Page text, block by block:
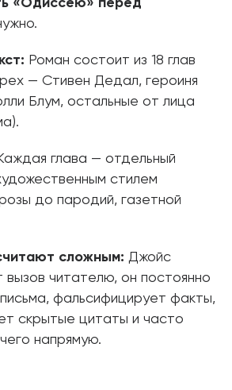
«Одиссею» перед
Роман состоит из 18 глав
— Стивен Дедал, героиня
Блум, остальные от лица
глава — отдельный
стилем
до пародий, газетной
сложным: Джойс
читателю, он постоянно
фальсифицирует факты,
скрытые цитаты и часто
напрямую.